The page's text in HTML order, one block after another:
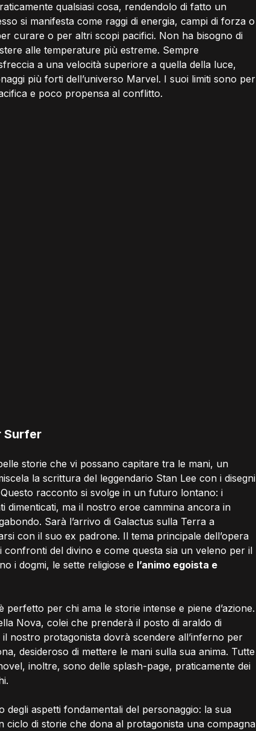
qualsiasi cosa, rendendolo di fatto un
si manifesta come raggi di energia, campi di forza o
curare o per altri scopi pacifici. Non ha bisogno di
alle temperature più estreme. Sempre
a una velocità superiore a quella della luce,
più forti dell’universo Marvel. I suoi limiti sono per
e poco propensa al conflitto.
Surfer
storie che vi possano capitare tra le mani, un
la scrittura del leggendario Stan Lee con i disegni
racconto si svolge in un futuro lontano: i
dimenticati, ma il nostro eroe cammina ancora in
Sarà l’arrivo di Galactus sulla Terra a
con il suo ex padrone. Il tema principale dell’opera
confronti del divino e come questa sia un veleno per il
i dogmi, le sette religiose e l’animo egoista e
perfetto per chi ama le storie intense e piene d’azione.
Nova, colei che prenderà il posto di araldo di
nostro protagonista dovrà scendere all’inferno per
desideroso di mettere le mani sulla sua anima. Tutte
inoltre, sono delle splash-page, praticamente dei
degli aspetti fondamentali del personaggio: la sua
ciclo di storie che dona al protagonista una compagna